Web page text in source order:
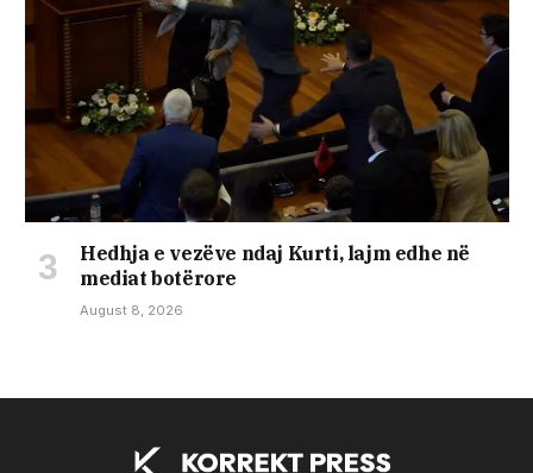
Hedhja e vezëve ndaj Kurti, lajm edhe në
mediat botërore
August 8, 2026